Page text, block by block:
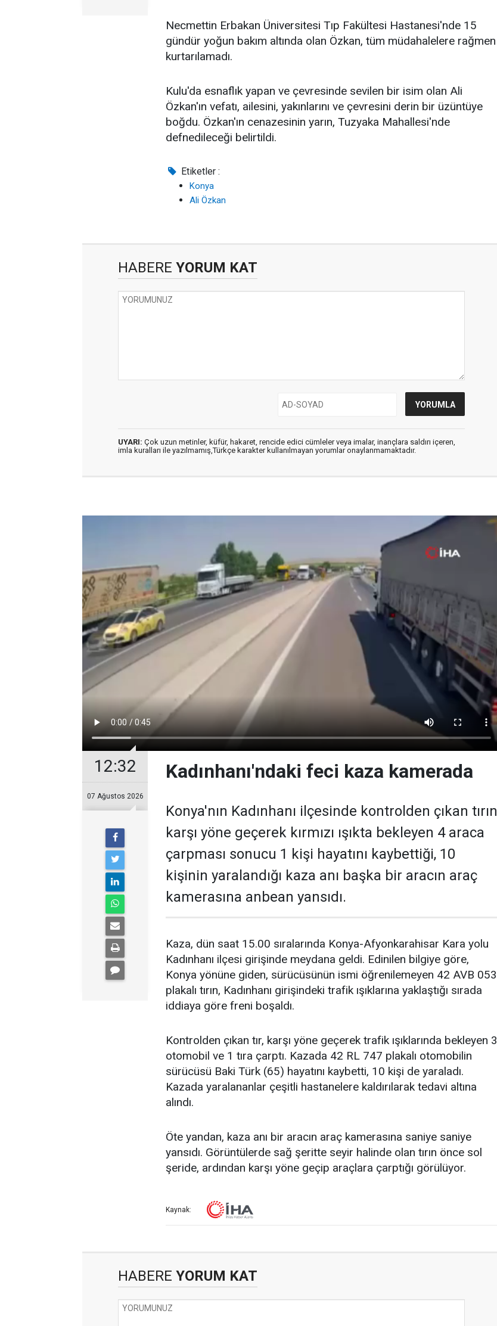
Necmettin Erbakan Üniversitesi Tıp Fakültesi Hastanesi'nde 15
gündür yoğun bakım altında olan Özkan, tüm müdahalelere rağmen
kurtarılamadı.
Kulu'da esnaflık yapan ve çevresinde sevilen bir isim olan Ali
Özkan'ın vefatı, ailesini, yakınlarını ve çevresini derin bir üzüntüye
boğdu. Özkan'ın cenazesinin yarın, Tuzyaka Mahallesi'nde
defnedileceği belirtildi.
Etiketler :
Konya
Ali Özkan
HABERE YORUM KAT
UYARI: Çok uzun metinler, küfür, hakaret, rencide edici cümleler veya imalar, inançlara saldırı içeren,
imla kuralları ile yazılmamış,Türkçe karakter kullanılmayan yorumlar onaylanmamaktadır.
12:32
07 Ağustos 2026
Kadınhanı'ndaki feci kaza kamerada
Konya'nın Kadınhanı ilçesinde kontrolden çıkan tırın
karşı yöne geçerek kırmızı ışıkta bekleyen 4 araca
çarpması sonucu 1 kişi hayatını kaybettiği, 10
kişinin yaralandığı kaza anı başka bir aracın araç
kamerasına anbean yansıdı.
Kaza, dün saat 15.00 sıralarında Konya-Afyonkarahisar Kara yolu
Kadınhanı ilçesi girişinde meydana geldi. Edinilen bilgiye göre,
Konya yönüne giden, sürücüsünün ismi öğrenilemeyen 42 AVB 053
plakalı tırın, Kadınhanı girişindeki trafik ışıklarına yaklaştığı sırada
iddiaya göre freni boşaldı.
Kontrolden çıkan tır, karşı yöne geçerek trafik ışıklarında bekleyen 3
otomobil ve 1 tıra çarptı. Kazada 42 RL 747 plakalı otomobilin
sürücüsü Baki Türk (65) hayatını kaybetti, 10 kişi de yaraladı.
Kazada yaralananlar çeşitli hastanelere kaldırılarak tedavi altına
alındı.
Öte yandan, kaza anı bir aracın araç kamerasına saniye saniye
yansıdı. Görüntülerde sağ şeritte seyir halinde olan tırın önce sol
şeride, ardından karşı yöne geçip araçlara çarptığı görülüyor.
Kaynak:
HABERE YORUM KAT